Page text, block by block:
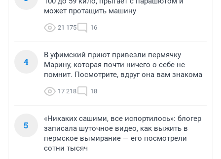
может протащить машину
21 175 16
4
В уфимский приют привезли пермячку
Марину, которая почти ничего о себе не
помнит. Посмотрите, вдруг она вам знакома
17 218 18
5
«Никаких сашими, все испортилось»: блогер
записала шуточное видео, как выжить в
пермское вымирание — его посмотрели
сотни тысяч